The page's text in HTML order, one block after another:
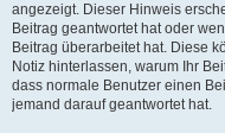
angezeigt. Dieser Hinweis
Beitrag geantwortet hat oder
Beitrag überarbeitet hat. Diese
Notiz hinterlassen, warum Ihr
dass normale Benutzer einen
jemand darauf geantwortet hat.